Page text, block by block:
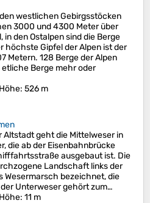
westlichen Gebirgsstöcken
3000 und 4300 Meter über
in den Ostalpen sind die Berge
höchste Gipfel der Alpen ist der
Metern. 128 Berge der Alpen
Berge mehr oder
: 526 m
Altstadt geht die Mittelweser in
die ab der Eisenbahnbrücke
ausgebaut ist. Die
Landschaft links der
Wesermarsch bezeichnet, die
Unterweser gehört zum…
: 11 m